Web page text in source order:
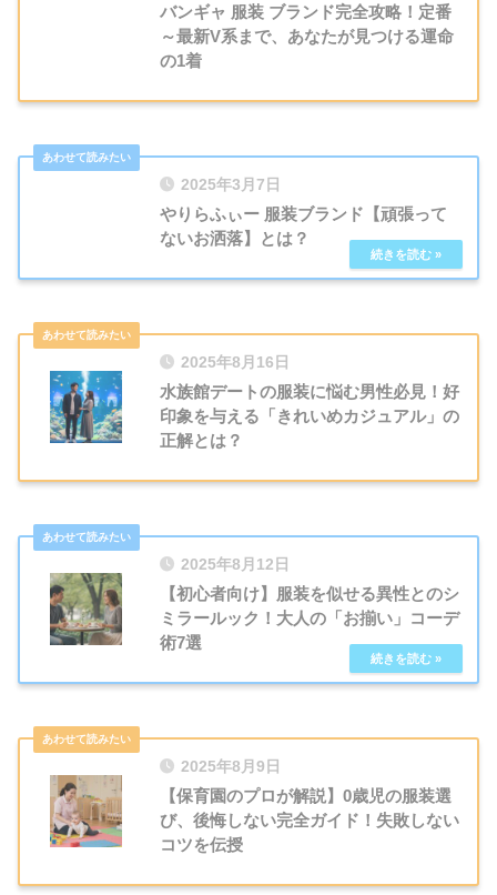
バンギャ 服装 ブランド完全攻略！定番
～最新V系まで、あなたが見つける運命
の1着
2025年3月7日
やりらふぃー 服装ブランド【頑張って
ないお洒落】とは？
2025年8月16日
水族館デートの服装に悩む男性必見！好
印象を与える「きれいめカジュアル」の
正解とは？
2025年8月12日
【初心者向け】服装を似せる異性とのシ
ミラールック！大人の「お揃い」コーデ
術7選
2025年8月9日
【保育園のプロが解説】0歳児の服装選
び、後悔しない完全ガイド！失敗しない
コツを伝授